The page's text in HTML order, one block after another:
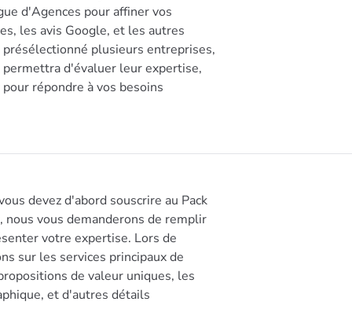
d'Agences pour affiner vos
les avis Google, et les autres
plusieurs entreprises,
d'évaluer leur expertise,
répondre à vos besoins
devez d'abord souscrire au Pack
nous vous demanderons de remplir
votre expertise. Lors de
sur les services principaux de
de valeur uniques, les
et d'autres détails